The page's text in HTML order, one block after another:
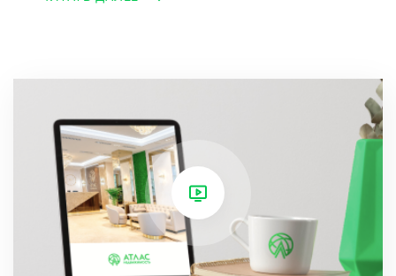
В пешеходной доступности расположены: р.
Сочи, парк Ривьера, 8-я школа. Прогулка до
пляжа займёт у Вас не более 15 минут вдоль
набережной реки.